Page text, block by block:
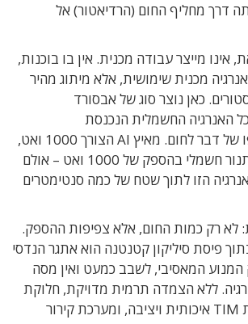
דרך מחליף החום (הרדיאטור) אל
, אינו מייצר עבודה מכנית. אין בו בוכנות,
מכנית שימושית, אלא מיתוג מהיר
. כאן נוצר סוג של אבסורד
האנרגיה החשמלית הנכנסת
של דבר לחום. מאיץ AI
הצורך 1000 ואט,
בעצם כמו תנור חשמלי בהספק של 1000 ואט – אולם
הזו לתוך שטח של כמה סנטימטרים
: לא רק כמות החום, אלא צפיפות ההספק.
פיסת סיליקון קטנטנה הוא אתגר הנדסי
המנוע המאסיבי, לשבב כמעט ואין מסה
. ללא הצמדה תרמית מדויקת, חלוקת
TIM איכותית ויציבה, ומערכת קירור